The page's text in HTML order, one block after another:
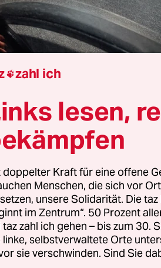
Fototapete gedruckt, in der
Frauen in Liegestühlen
wedeln ihnen mit
des Rapduos
Berlin-Version und klingt
Beats rappen Nina und
zahl ich
lesen,
doppelter Kraft für eine offene
Menschen, die sich vor
unsere Solidarität. Die
im Zentrum“. 50 Prozent
taz zahl ich gehen – bis zum 30.
linke, selbstverwaltete Orte
sie verschwinden. Sind Sie